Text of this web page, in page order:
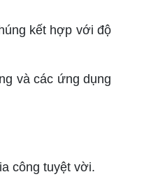
kết hợp với độ
và các ứng dụng
công tuyệt vời.